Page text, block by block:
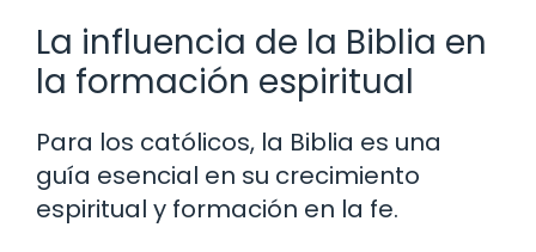
La influencia de la Biblia en
la formación espiritual
Para los católicos, la Biblia es una
guía esencial en su crecimiento
espiritual y formación en la fe.